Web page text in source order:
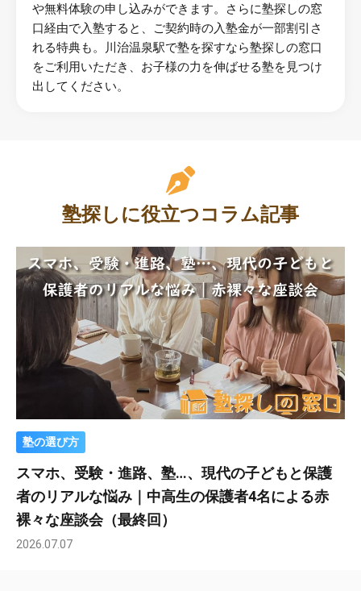
や無料体験の申し込みができます。さらに塾探しの窓
口経由で入塾すると、ご契約時の入塾金が一部割引さ
れる特典も。川治温泉駅で塾を探すなら塾探しの窓口
をご利用いただき、お子様の力を伸ばせる塾を見つけ
出してください。
塾探しに役立つコラム記事
塾の選び方
スマホ、受験・進路、塾…、現代の子どもと保護
者のリアルな悩み｜中高生の保護者4名による赤
裸々な座談会（最終回）
2026.07.07